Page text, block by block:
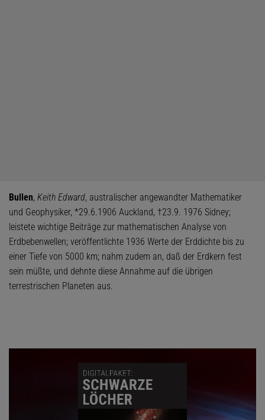
Bullen, Keith Edward, australischer angewandter Mathematiker
und Geophysiker, *29.6.1906 Auckland, †23.9. 1976 Sidney;
leistete wichtige Beiträge zur mathematischen Analyse von
Erdbebenwellen; veröffentlichte 1936 Werte der Erddichte bis zu
einer Tiefe von 5000 km; nahm zudem an, daß der Erdkern fest
sein müßte, und dehnte diese Annahme auf die übrigen
terrestrischen Planeten aus.